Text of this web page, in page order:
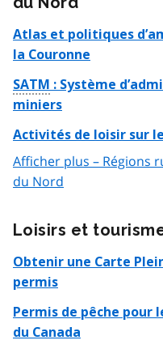
Atlas et politiques
la Couronne
SATM : Système
miniers
Activités de loisir sur
Afficher plus – Régions
du Nord
Loisirs et
Obtenir une Carte
permis
Permis de pêche pour
du Canada